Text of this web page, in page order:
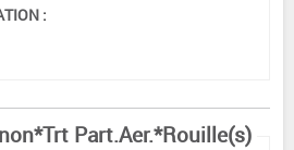
:
Part.Aer.*Rouille(s)